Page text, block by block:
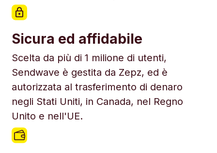
Sicura ed affidabile
Scelta da più di 1 milione di utenti,
Sendwave è gestita da Zepz, ed è
autorizzata al trasferimento di denaro
negli Stati Uniti, in Canada, nel Regno
Unito e nell'UE.